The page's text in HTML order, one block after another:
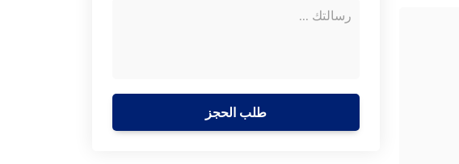
طلب الحجز